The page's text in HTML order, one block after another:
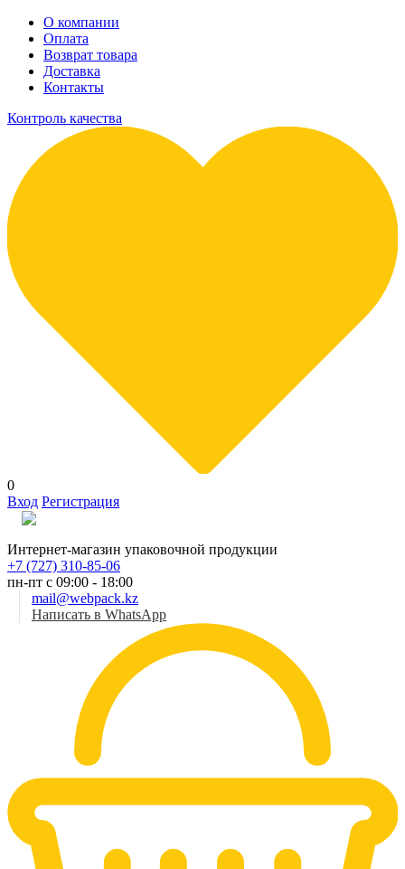
О компании
Оплата
Возврат товара
Доставка
Контакты
Контроль качества
0
Вход Регистрация
Интернет-магазин упаковочной продукции
+7 (727) 310-85-06
пн-пт с 09:00 - 18:00
mail@webpack.kz
Написать в WhatsApp